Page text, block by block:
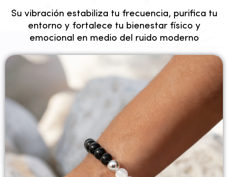
Su vibración estabiliza tu frecuencia, purifica tu
entorno y fortalece tu bienestar físico y
emocional en medio del ruido moderno